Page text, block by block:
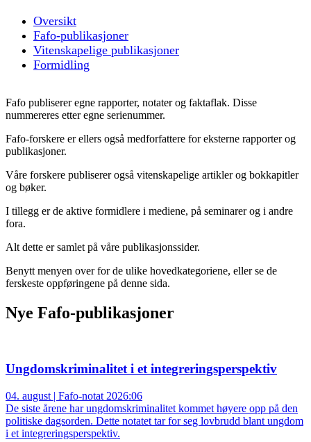
Oversikt
Fafo-publikasjoner
Vitenskapelige publikasjoner
Formidling
Fafo publiserer egne rapporter, notater og faktaflak. Disse
nummereres etter egne serienummer.
Fafo-forskere er ellers også medforfattere for eksterne rapporter og
publikasjoner.
Våre forskere publiserer også vitenskapelige artikler og bokkapitler
og bøker.
I tillegg er de aktive formidlere i mediene, på seminarer og i andre
fora.
Alt dette er samlet på våre publikasjonssider.
Benytt menyen over for de ulike hovedkategoriene, eller se de
ferskeste oppføringene på denne sida.
Nye Fafo-publikasjoner
Ungdomskriminalitet i et integreringsperspektiv
04. august | Fafo-notat 2026:06
De siste årene har ungdomskriminalitet kommet høyere opp på den
politiske dagsorden. Dette notatet tar for seg lovbrudd blant ungdom
i et integreringsperspektiv.